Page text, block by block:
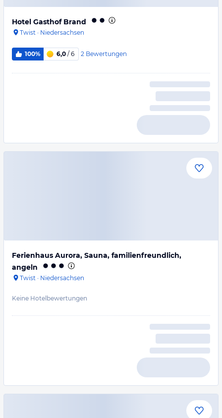
Hotel Gasthof Brand
Twist · Niedersachsen
100% 6,0 / 6 2 Bewertungen
Ferienhaus Aurora, Sauna, familienfreundlich,
angeln
Twist · Niedersachsen
Keine Hotelbewertungen